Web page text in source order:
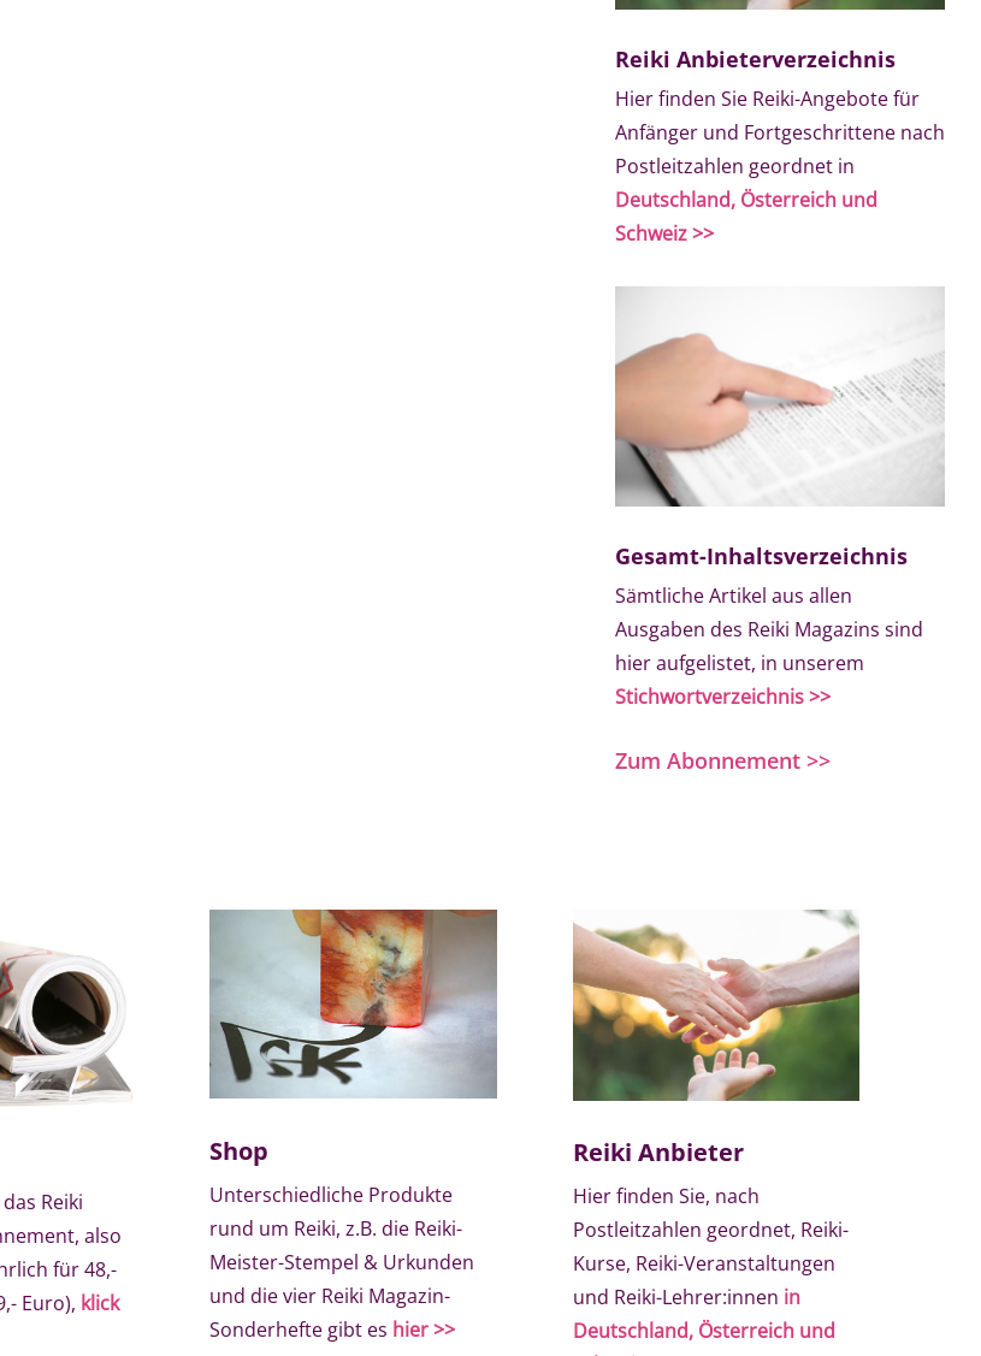
Reiki Anbieterverzeichnis
Hier finden Sie Reiki-Angebote für
Anfänger und Fortgeschrittene nach
Postleitzahlen geordnet in
Deutschland, Österreich und
Schweiz >>
Gesamt-Inhaltsverzeichnis
Sämtliche Artikel aus allen
Ausgaben des Reiki Magazins sind
hier aufgelistet, in unserem
Stichwortverzeichnis >>
Zum Abonnement >>
Reiki
also
für 48,-
Euro), klick
Shop
Unterschiedliche Produkte
rund um Reiki, z.B. die Reiki-
Meister-Stempel & Urkunden
und die vier Reiki Magazin-
Sonderhefte gibt es hier >>
Reiki Anbieter
Hier finden Sie, nach
Postleitzahlen geordnet, Reiki-
Kurse, Reiki-Veranstaltungen
und Reiki-Lehrer:innen in
Deutschland, Österreich und